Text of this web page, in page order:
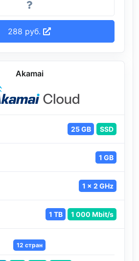
288 руб.
Akamai
25 GB SSD
1 GB
1 x 2 GHz
1 TB 1 000 Mbit/s
12 стран